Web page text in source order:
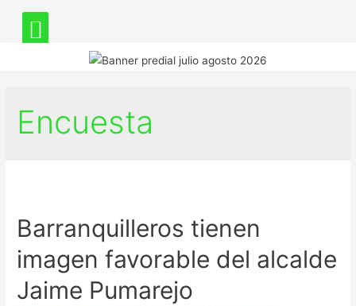
Encuesta
Barranquilleros tienen
imagen favorable del alcalde
Jaime Pumarejo